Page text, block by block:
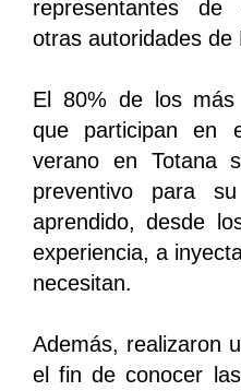
representantes
otras autoridades de
El 80% de los más
que participan en
verano en Totana
preventivo para
aprendido, desde
experiencia, a
necesitan.
Además, realizaron
el fin de conocer